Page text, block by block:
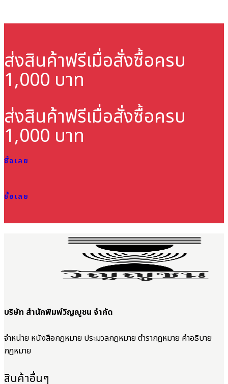
ส่งสินค้าฟรีเมื่อสั่งซื้อครบ
1,000 บาท
ส่งสินค้าฟรีเมื่อสั่งซื้อครบ
1,000 บาท
ซื้อเลย
ซื้อเลย
บริษัท สำนักพิมพ์วิญญูชน จำกัด
จำหน่าย หนังสือกฎหมาย ประมวลกฎหมาย ตำรากฎหมาย คำอธิบาย
กฎหมาย
สินค้าอื่นๆ